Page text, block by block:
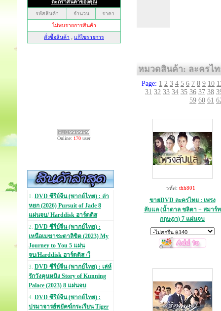
Online: 170 user
1. DVD ซีรีย์จีน (พากย์ไทย) : ล่า
หยก (2026) Pursuit of Jade 8
แผ่นจบ/ Harddisk ฮาร์ดดิส
2. DVD ซีรีย์จีน (พากย์ไทย) :
เหนือเมฆาชะตาลิขิต (2023) My
Journey to You 5 แผ่น
จบ/Harddisk ฮาร์ดดิส /ใ
3. DVD ซีรีย์จีน (พากย์ไทย) : เล่ห์
รักวังคุนหนิง Story of Kunning
Palace (2023) 8 แผ่นจบ
4. DVD ซีรีย์จีน (พากย์ไทย) :
ปรมาจารย์พยัคฆ์กระเรียน Tiger
หมวดสินค้า: ละครไท
Page: 1 2 3 4 5 6 7 8 9 10
31 32 33 34 35 36 37 38
59 60 61
รหัส: thh801
ขายDVD ละครไทย : เพรง
ลับแล (น้ำตาล ชลิตา + สมาร์ท
กฤษฎา) 7 แผ่นจบ